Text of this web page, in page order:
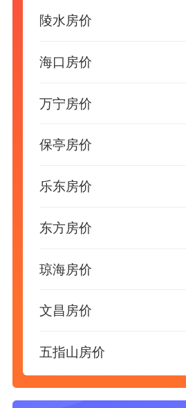
陵水房价
海口房价
万宁房价
保亭房价
乐东房价
东方房价
琼海房价
文昌房价
五指山房价